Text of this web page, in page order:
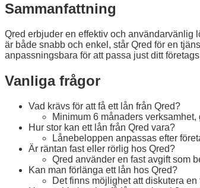
Sammanfattning
Qred erbjuder en effektiv och användarvänlig
är både snabb och enkel, står Qred för en
anpassningsbara för att passa just ditt
Vanliga frågor
Vad krävs för att få ett lån från Qred?
Minimum 6 månaders
Hur stor kan ett lån från Qred vara?
Lånebeloppen anpassas efter
Är räntan fast eller rörlig hos Qred?
Qred använder en fast avgift som
Kan man förlänga ett lån hos Qred?
Det finns möjlighet att diskutera